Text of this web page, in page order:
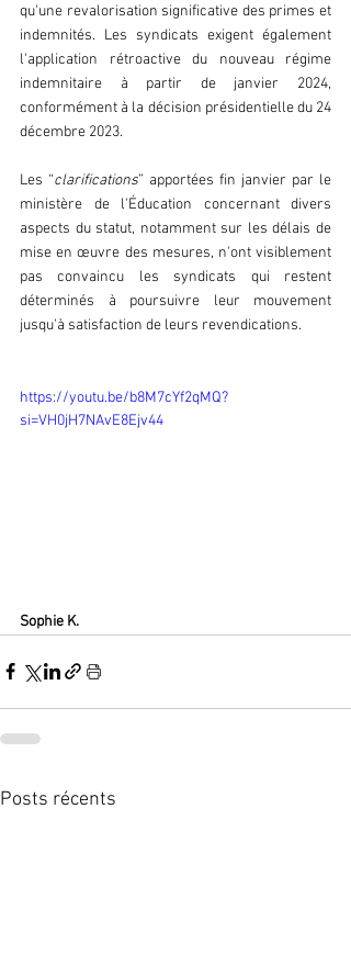
qu'une revalorisation significative des primes et
indemnités. Les syndicats exigent également
l'application rétroactive du nouveau régime
indemnitaire à partir de janvier 2024,
conformément à la décision présidentielle du 24
décembre 2023.
Les “clarifications” apportées fin janvier par le
ministère de l'Éducation concernant divers
aspects du statut, notamment sur les délais de
mise en œuvre des mesures, n'ont visiblement
pas convaincu les syndicats qui restent
déterminés à poursuivre leur mouvement
jusqu'à satisfaction de leurs revendications.
https://youtu.be/b8M7cYf2qMQ?
si=VH0jH7NAvE8Ejv44
Sophie K.
Posts récents